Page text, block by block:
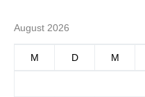
August 2026
M D M